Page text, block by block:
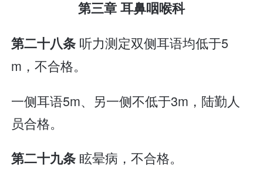
第三章 耳鼻咽喉科
第二十八条 听力测定双侧耳语均低于5
m，不合格。
一侧耳语5m、另一侧不低于3m，陆勤人
员合格。
第二十九条 眩晕病，不合格。